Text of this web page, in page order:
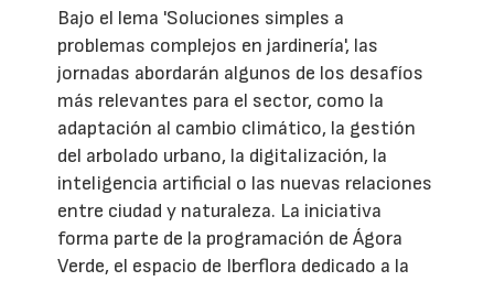
Bajo el lema 'Soluciones simples a
problemas complejos en jardinería', las
jornadas abordarán algunos de los desafíos
más relevantes para el sector, como la
adaptación al cambio climático, la gestión
del arbolado urbano, la digitalización, la
inteligencia artificial o las nuevas relaciones
entre ciudad y naturaleza. La iniciativa
forma parte de la programación de Ágora
Verde, el espacio de Iberflora dedicado a la